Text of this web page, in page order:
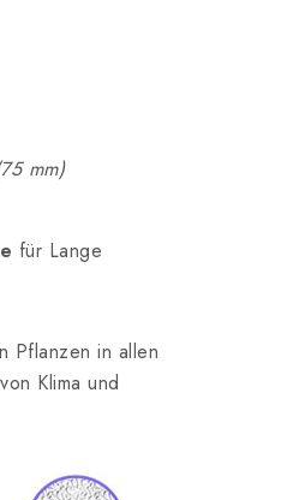
mm)
für Lange
Pflanzen in allen
Klima und